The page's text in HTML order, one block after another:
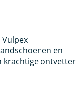
en
krachtige ontvetter